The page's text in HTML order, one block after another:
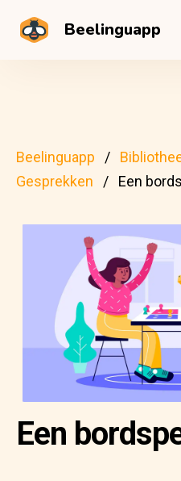
Beelinguapp
Beelinguapp
Gesprekken
Een
Een